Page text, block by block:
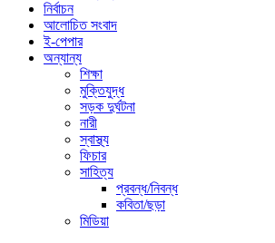
নির্বাচন
আলোচিত সংবাদ
ই-পেপার
অন্যান্য
শিক্ষা
মুক্তিযুদ্ধ
সড়ক দুর্ঘটনা
নারী
স্বাস্থ্য
ফিচার
সাহিত্য
প্রবন্ধ/নিবন্ধ
কবিতা/ছড়া
মিডিয়া